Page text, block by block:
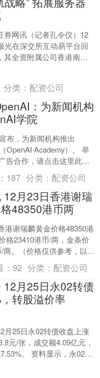
券网讯（记者孔令仪）12
光在深交所互动易平台回
其全资附属公司香港南极
（简称“香港南极光”）与
署....
分类： 配资公司
：为新闻机构
学院
布，为新闻机构推出
OpenAI Academy）。 举
告合作，请点击这里此内
创，著作权归第一财
187 分类： 配资公司
12月23日香港谢瑞
48350港币两
港谢瑞麟黄金价格48350港
格23410港币/两，金条价
两。（价格仅供参考，以门
日上海黄金交易所现....
：92 分类： 配资公司
12月25日永02转债
，转股溢价率
月25日永02转债收盘上涨
元/张，成交额4.09亿元，
。 资料显示，永02转
”，债....